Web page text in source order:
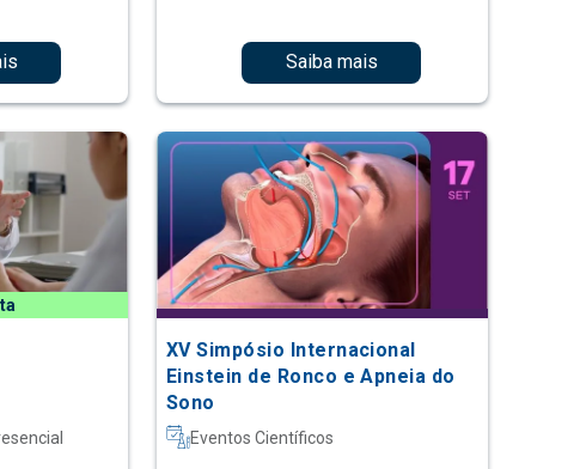
Saiba mais
XV Simpósio Internacional
Einstein de Ronco e Apneia do
Sono
Eventos Científicos